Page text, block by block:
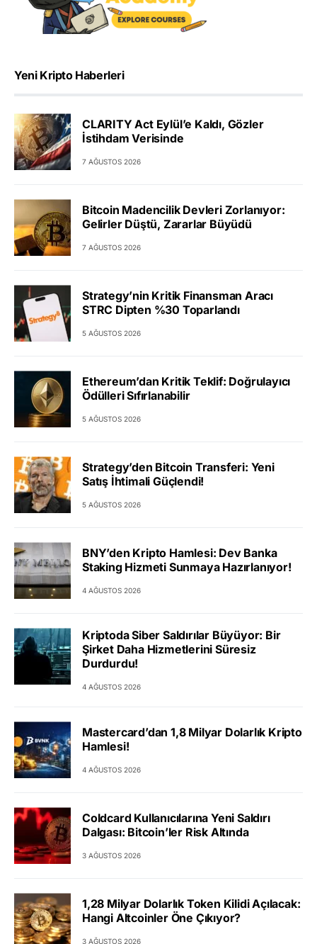
Yeni Kripto Haberleri
CLARITY Act Eylül’e Kaldı, Gözler
İstihdam Verisinde
7 AĞUSTOS 2026
Bitcoin Madencilik Devleri Zorlanıyor:
Gelirler Düştü, Zararlar Büyüdü
7 AĞUSTOS 2026
Strategy’nin Kritik Finansman Aracı
STRC Dipten %30 Toparlandı
5 AĞUSTOS 2026
Ethereum’dan Kritik Teklif: Doğrulayıcı
Ödülleri Sıfırlanabilir
5 AĞUSTOS 2026
Strategy’den Bitcoin Transferi: Yeni
Satış İhtimali Güçlendi!
5 AĞUSTOS 2026
BNY’den Kripto Hamlesi: Dev Banka
Staking Hizmeti Sunmaya Hazırlanıyor!
4 AĞUSTOS 2026
Kriptoda Siber Saldırılar Büyüyor: Bir
Şirket Daha Hizmetlerini Süresiz
Durdurdu!
4 AĞUSTOS 2026
Mastercard’dan 1,8 Milyar Dolarlık Kripto
Hamlesi!
4 AĞUSTOS 2026
Coldcard Kullanıcılarına Yeni Saldırı
Dalgası: Bitcoin’ler Risk Altında
3 AĞUSTOS 2026
1,28 Milyar Dolarlık Token Kilidi Açılacak:
Hangi Altcoinler Öne Çıkıyor?
3 AĞUSTOS 2026